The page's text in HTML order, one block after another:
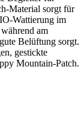
Material sorgt für
Wattierung im
am
Belüftung sorgt.
gestickte
Mountain-Patch.